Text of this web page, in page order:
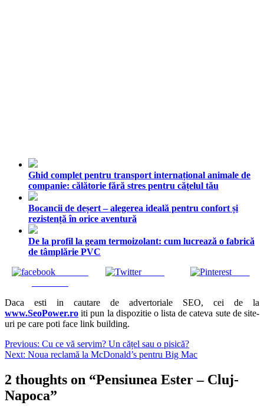
Ghid complet pentru transport internațional animale de
companie: călătorie fără stres pentru cățelul tău
Bocancii de deșert – alegerea ideală pentru confort și
rezistență în orice aventură
De la profil la geam termoizolant: cum lucrează o fabrică
de tâmplărie PVC
Tweet Save
Daca esti in cautare de advertoriale SEO, cei de la
www.SeoPower.ro iti pun la dispozitie o lista de cateva sute de site-
uri pe care poti face link building.
Navigare
în
articole
Previous: Cu ce vă servim? Un cățel sau o pisică?
Next: Noua reclamă la McDonald’s pentru Big Mac
2 thoughts on “Pensiunea Ester – Cluj-
Napoca”